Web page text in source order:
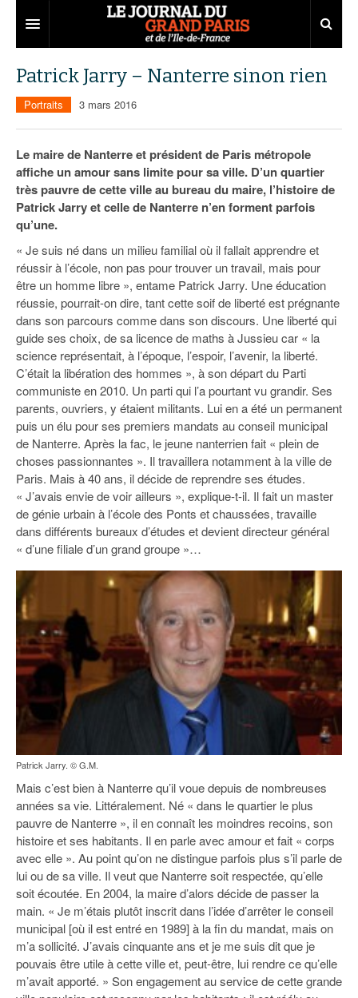
Territoires
Aménagement
Collectivités
Institutions
Services urbains
Entreprises
Développement économique
Emploi
Attractivité
Transport
Marchés publics
Départements
75
77
91
92
93
94
95
Carnet
Nominations
Agenda
Les Assises du Grand Paris
Ecouter les épisodes
Lire les résumés
Patrick Jarry – Nanterre sinon rien
Portraits 3 mars 2016
Le maire de Nanterre et président de Paris métropole
affiche un amour sans limite pour sa ville. D’un quartier
très pauvre de cette ville au bureau du maire, l’histoire de
Patrick Jarry et celle de Nanterre n’en forment parfois
qu’une.
« Je suis né dans un milieu familial où il fallait apprendre et
réussir à l’école, non pas pour trouver un travail, mais pour
être un homme libre », entame Patrick Jarry. Une éducation
réussie, pourrait-on dire, tant cette soif de liberté est prégnante
dans son parcours comme dans son discours. Une liberté qui
guide ses choix, de sa licence de maths à Jussieu car « la
science représentait, à l’époque, l’espoir, l’avenir, la liberté.
C’était la libération des hommes », à son départ du Parti
communiste en 2010. Un parti qui l’a pourtant vu grandir. Ses
parents, ouvriers, y étaient militants. Lui en a été un permanent
puis un élu pour ses premiers mandats au conseil municipal
de Nanterre. Après la fac, le jeune nanterrien fait « plein de
choses passionnantes ». Il travaillera notamment à la ville de
Paris. Mais à 40 ans, il décide de reprendre ses études.
« J’avais envie de voir ailleurs », explique-t-il. Il fait un master
de génie urbain à l’école des Ponts et chaussées, travaille
dans différents bureaux d’études et devient directeur général
« d’une filiale d’un grand groupe »…
Patrick Jarry. © G.M.
Mais c’est bien à Nanterre qu’il voue depuis de nombreuses
années sa vie. Littéralement. Né « dans le quartier le plus
pauvre de Nanterre », il en connaît les moindres recoins, son
histoire et ses habitants. Il en parle avec amour et fait « corps
avec elle ». Au point qu’on ne distingue parfois plus s’il parle de
lui ou de sa ville. Il veut que Nanterre soit respectée, qu’elle
soit écoutée. En 2004, la maire d’alors décide de passer la
main. « Je m’étais plutôt inscrit dans l’idée d’arrêter le conseil
municipal [où il est entré en 1989] à la fin du mandat, mais on
m’a sollicité. J’avais cinquante ans et je me suis dit que je
pouvais être utile à cette ville et, peut-être, lui rendre ce qu’elle
m’avait apporté. » Son engagement au service de cette grande